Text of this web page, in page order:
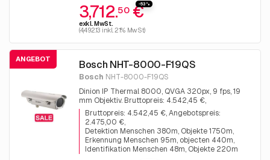
-53%
3,712.50€
exkl. MwSt.
(4,492.13 inkl. 21% MwSt)
ANGEBOT Bosch NHT-8000-F19QS
Bosch NHT-8000-F19QS
Dinion IP Thermal 8000, QVGA 320px, 9 fps, 19
mm Objektiv. Bruttopreis: 4.542,45 €,
Angebotspreis: 2.475,00 €
Bruttopreis: 4.542,45 €, Angebotspreis:
2.475,00 €
Detektion Menschen 380m, Objekte 1750m
Erkennung Menschen 95m, objecten 440m
Identifikation Menschen 48m, Objekte 220m